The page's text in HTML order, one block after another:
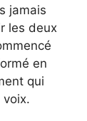
jamais
les deux
en
qui